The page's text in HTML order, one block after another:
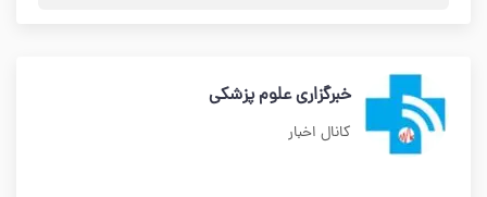
خبرگزاری علوم پزشکی
کانال اخبار